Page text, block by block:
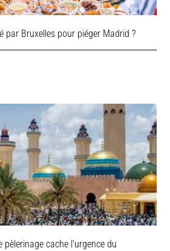
par Bruxelles pour piéger Madrid ?
pèlerinage cache l’urgence du